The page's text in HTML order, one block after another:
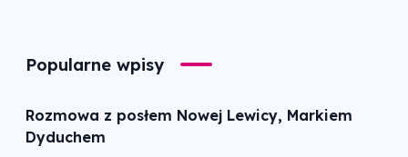
Popularne wpisy
Rozmowa z posłem Nowej Lewicy, Markiem
Dyduchem